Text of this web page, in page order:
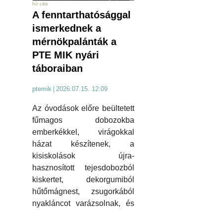
hír cikk
A fenntarthatósággal
ismerkednek a
mérnökpalánták a
PTE MIK nyári
táboraiban
ptemik 2026.07.15. 12:09
Az óvodások előre beültetett
fűmagos dobozokba
emberkékkel, virágokkal
házat készítenek, a
kisiskolások újra-
hasznosított tejesdobozból
kiskertet, dekorgumiból
hűtőmágnest, zsugorkából
nyakláncot varázsolnak, és